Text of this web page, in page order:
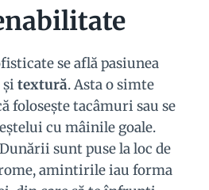
se află pasiunea
şi textură. Asta o simte
foloseşte tacâmuri sau se
cu mâinile goale.
sunt puse la loc de
amintirile iau forma